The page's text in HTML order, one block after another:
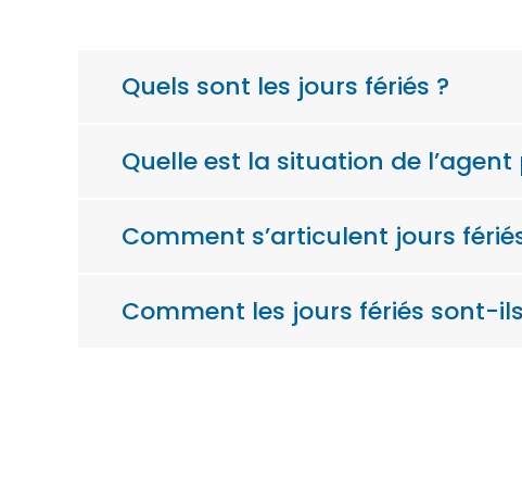
Quels sont les jours fériés ?
Quelle est la situation de
Comment s’articulent jours
Comment les jours fériés sont-